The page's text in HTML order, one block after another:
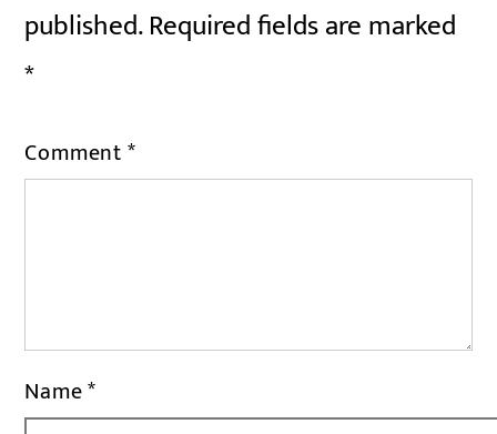
published.Required fields are marked
*
Comment*
Name*